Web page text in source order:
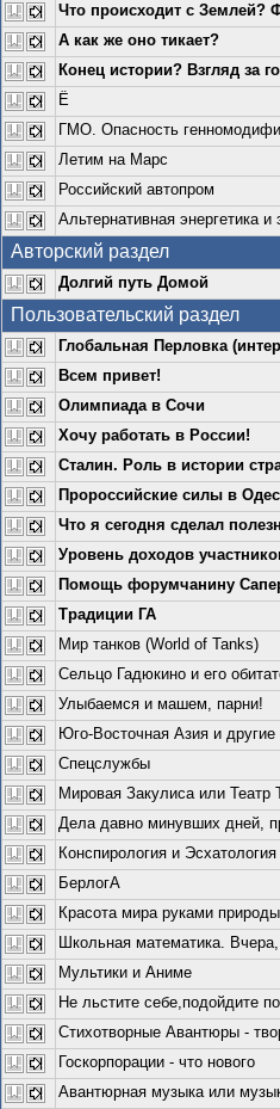
Что происходит с Землей?
А как же оно тикает?
Конец истории? Взгляд за
Ё
ГМО. Опасность
Летим на Марс
Российский автопром
Альтернативная энергетика и
Авторский раздел
Долгий путь Домой
Пользовательский раздел
Глобальная Перловка
Всем привет!
Олимпиада в Сочи
Хочу работать в России!
Сталин. Роль в истории
Пророссийские силы в
Что я сегодня сделал
Уровень доходов
Помощь форумчанину
Традиции ГА
Мир танков (World of Tanks)
Сельцо Гадюкино и его
Улыбаемся и машем, парни!
Юго-Восточная Азия и
Спецслужбы
Мировая Закулиса или Театр
Дела давно минувших дней,
Конспирология и
БерлогА
Красота мира руками природы
Школьная математика. Вчера,
Мультики и Аниме
Не льстите себе,подойдите
Стихотворные Авантюры -
Госкорпорации - что нового
Авантюрная музыка или